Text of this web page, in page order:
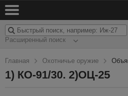
Расширенный поиск
Главная Охотничье оружие
1) КО-91/30. 2)ОЦ-25